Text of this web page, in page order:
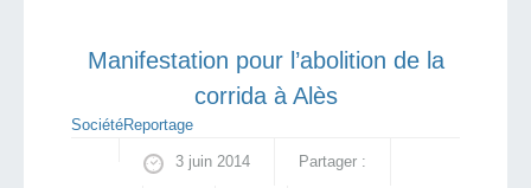
Manifestation pour l’abolition de la
corrida à Alès
SociétéReportage
3 juin 2014 Partager :